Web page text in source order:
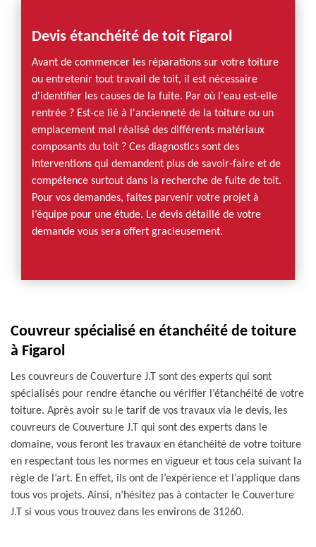
Devis étanchéité de toit Figarol
Avant de commencer les réparations sur votre toiture
ou entretenir tout travail de toit, il est nécessaire
d'identifier les causes de la fuite. Par où l'eau est-elle
rentrée ? Est-ce lié à l'ancienneté de la toiture ou un
emplacement mal réalisé des différents matériaux
composants du toit ? Ces diagnostics sont des
interventions qui demandent plus de savoir-faire et de
compétence surtout dans la recherche de fuite de toit.
Pour vos demandes, faites parvenir votre projet à
l’équipe pour une étude. Le devis détaillé de votre
demande vous sera offert gracieusement.
Couvreur spécialisé en étanchéité de toiture
à Figarol
Les couvreurs de Couverture J.T sont des experts qui sont
spécialisés pour rendre étanche ou vérifier l’étanchéité de votre
toiture. Après avoir su le tarif de vos travaux via le devis, les
couvreurs de Couverture J.T qui sont des experts dans le
domaine, vous feront les travaux en étanchéité de votre toiture
en respectant tous les normes en vigueur et tous cela suivant la
règle de l’art. En effet, ils ont de l’expérience et l’applique dans
tous vos projets. Ainsi, n’hésitez pas à contacter le Couverture
J.T si vous vous trouvez dans les environs de 31260.